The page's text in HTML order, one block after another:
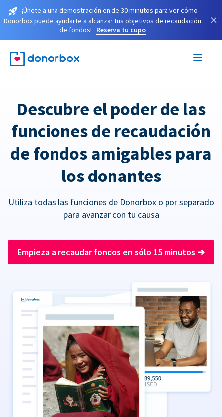
¡Únete a una demostración en de 30 minutos para ver cómo
Donorbox puede ayudarte a alcanzar tus objetivos de recaudación
de fondos!
Reserva tu cupo
×
Descubre el poder de las
funciones de recaudación
de fondos amigables para
los donantes
Utiliza todas las funciones de Donorbox o por separado
para avanzar con tu causa
Empieza a recaudar fondos en sólo 15 minutos ➔